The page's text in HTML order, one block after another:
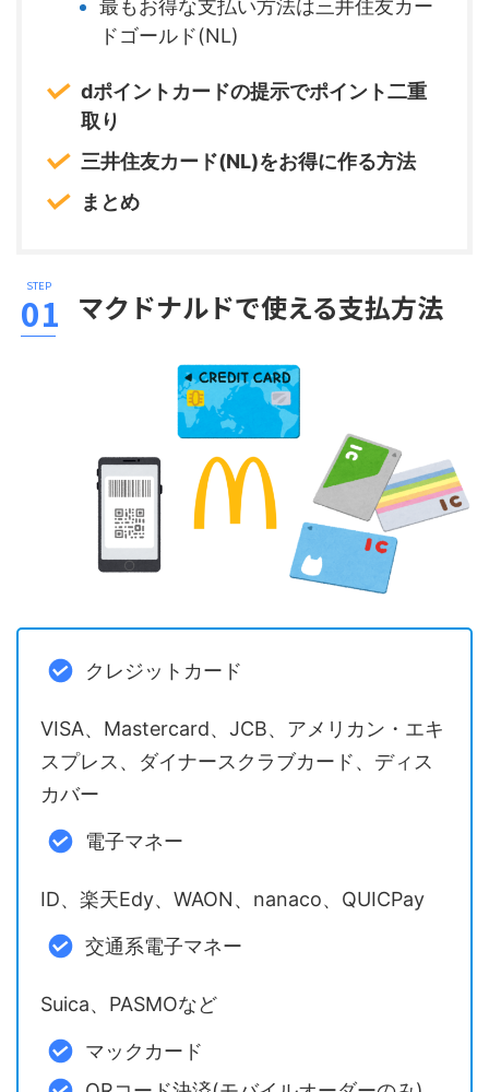
最もお得な支払い方法は三井住友カー
ドゴールド(NL)
dポイントカードの提示でポイント二重
取り
三井住友カード(NL)をお得に作る方法
まとめ
マクドナルドで使える支払方法
クレジットカード
VISA、Mastercard、JCB、アメリカン・エキ
スプレス、ダイナースクラブカード、ディス
カバー
電子マネー
ID、楽天Edy、WAON、nanaco、QUICPay
交通系電子マネー
Suica、PASMOなど
マックカード